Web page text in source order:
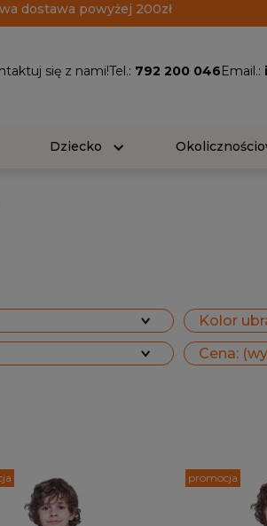
dostawa powyżej 200zł
się z nami!Tel.: 792 200 046Email.:
Dziecko
Kolor
Cena:
promocja